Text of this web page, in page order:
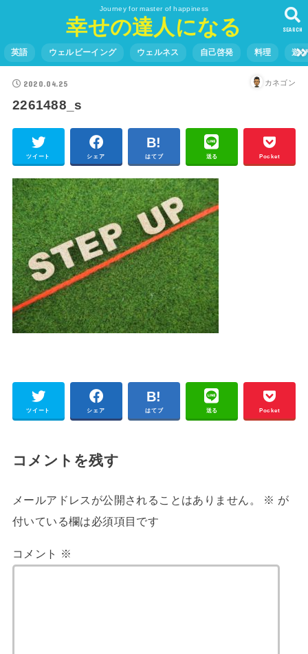
Journey for master of happiness
幸せの達人になる SEARCH
英語 ウェルビーイング ウェルネス 自己啓発 料理 遊
2020.04.25 カネゴン
2261488_s
ツイート シェア はてブ 送る Pocket
ツイート シェア はてブ 送る Pocket
コメントを残す
メールアドレスが公開されることはありません。 ※ が
付いている欄は必須項目です
コメント ※